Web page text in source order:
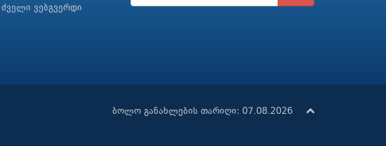
ძველი ვებგვერდი
ბოლო განახლების თარიღი: 07.08.2026